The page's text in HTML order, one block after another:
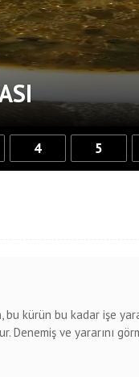
4 5
bu kürün bu kadar işe
Denemiş ve yararını